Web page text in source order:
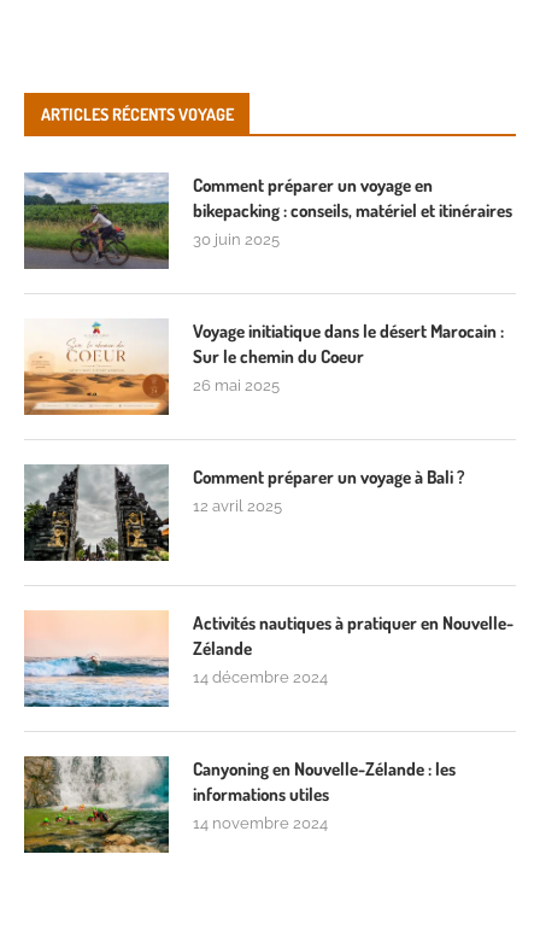
ARTICLES RÉCENTS VOYAGE
Comment préparer un voyage en
bikepacking : conseils, matériel et itinéraires
30 juin 2025
Voyage initiatique dans le désert Marocain :
Sur le chemin du Coeur
26 mai 2025
Comment préparer un voyage à Bali ?
12 avril 2025
Activités nautiques à pratiquer en Nouvelle-
Zélande
14 décembre 2024
Canyoning en Nouvelle-Zélande : les
informations utiles
14 novembre 2024